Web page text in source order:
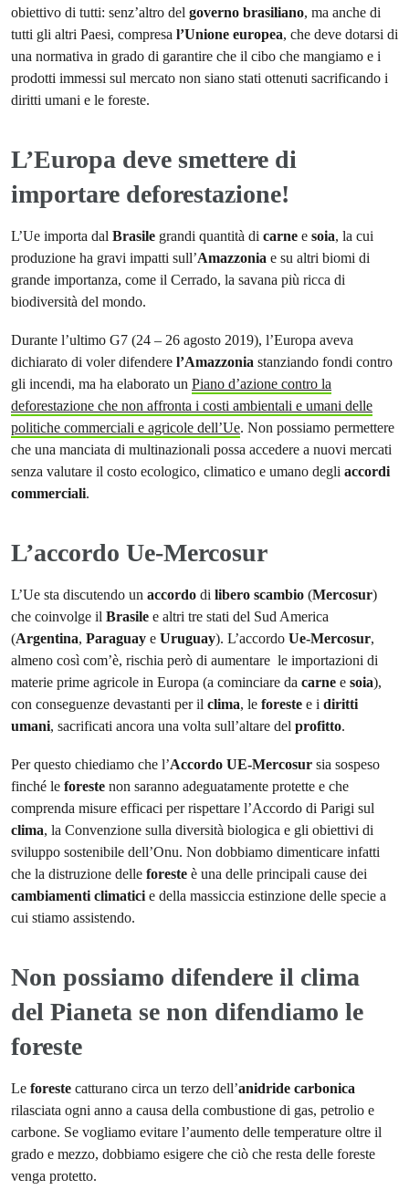
obiettivo di tutti: senz’altro del governo brasiliano, ma anche di
tutti gli altri Paesi, compresa l’Unione europea, che deve dotarsi di
una normativa in grado di garantire che il cibo che mangiamo e i
prodotti immessi sul mercato non siano stati ottenuti sacrificando i
diritti umani e le foreste.
L’Europa deve smettere di
importare deforestazione!
L’Ue importa dal Brasile grandi quantità di carne e soia, la cui
produzione ha gravi impatti sull’Amazzonia e su altri biomi di
grande importanza, come il Cerrado, la savana più ricca di
biodiversità del mondo.
Durante l’ultimo G7 (24 – 26 agosto 2019), l’Europa aveva
dichiarato di voler difendere l’Amazzonia stanziando fondi contro
gli incendi, ma ha elaborato un Piano d’azione contro la
deforestazione che non affronta i costi ambientali e umani delle
politiche commerciali e agricole dell’Ue. Non possiamo permettere
che una manciata di multinazionali possa accedere a nuovi mercati
senza valutare il costo ecologico, climatico e umano degli accordi
commerciali.
L’accordo Ue-Mercosur
L’Ue sta discutendo un accordo di libero scambio (Mercosur)
che coinvolge il Brasile e altri tre stati del Sud America
(Argentina, Paraguay e Uruguay). L’accordo Ue-Mercosur,
almeno così com’è, rischia però di aumentare le importazioni di
materie prime agricole in Europa (a cominciare da carne e soia),
con conseguenze devastanti per il clima, le foreste e i diritti
umani, sacrificati ancora una volta sull’altare del profitto.
Per questo chiediamo che l’Accordo UE-Mercosur sia sospeso
finché le foreste non saranno adeguatamente protette e che
comprenda misure efficaci per rispettare l’Accordo di Parigi sul
clima, la Convenzione sulla diversità biologica e gli obiettivi di
sviluppo sostenibile dell’Onu. Non dobbiamo dimenticare infatti
che la distruzione delle foreste è una delle principali cause dei
cambiamenti climaticie della massiccia estinzione delle specie a
cui stiamo assistendo.
Non possiamo difendere il clima
del Pianeta se non difendiamo le
foreste
Le foreste catturano circa un terzo dell’anidride carbonica
rilasciata ogni anno a causa della combustione di gas, petrolio e
carbone. Se vogliamo evitare l’aumento delle temperature oltre il
grado e mezzo, dobbiamo esigere che ciò che resta delle foreste
venga protetto.